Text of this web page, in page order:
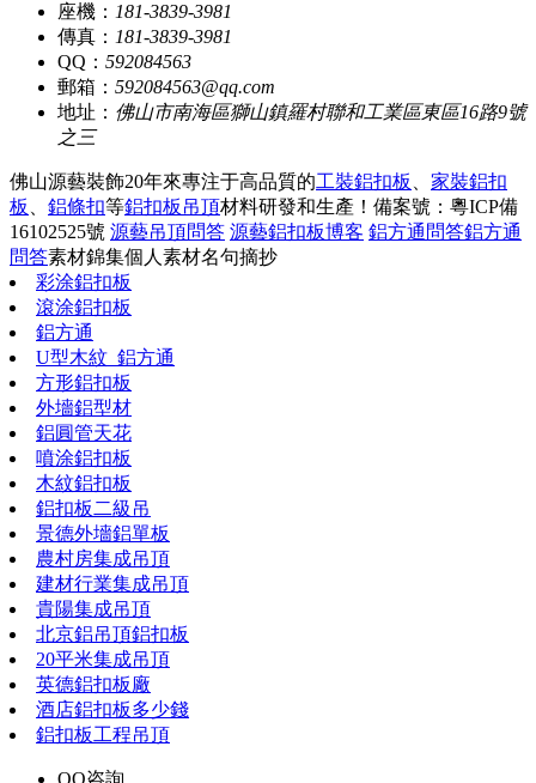
座機： 181-3839-3981
傳真： 181-3839-3981
QQ： 592084563
郵箱： 592084563@qq.com
地址： 佛山市南海區獅山鎮羅村聯和工業區東區16路9號
之三
佛山源藝裝飾20年來專注于高品質的工裝鋁扣板
家裝鋁扣
板
鋁條扣等鋁扣板吊頂材料研發和生產！ 備案號：粵ICP備
16102525號 源藝吊頂問答 源藝鋁扣板博客 鋁方通問答鋁方通
問答素材錦集個人素材名句摘抄
彩涂鋁扣板
滾涂鋁扣板
鋁方通
U型木紋_鋁方通
方形鋁扣板
外墻鋁型材
鋁圓管天花
噴涂鋁扣板
木紋鋁扣板
鋁扣板二級吊
景德外墻鋁單板
農村房集成吊頂
建材行業集成吊頂
貴陽集成吊頂
北京鋁吊頂鋁扣板
20平米集成吊頂
英德鋁扣板廠
酒店鋁扣板多少錢
鋁扣板工程吊頂
QQ咨詢